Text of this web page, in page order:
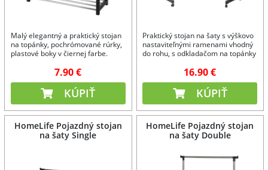
Malý elegantný a praktický stojan
na topánky, pochrómované rúrky,
plastové boky v čiernej farbe.
7.90 €
KÚPIŤ
Praktický stojan na šaty s výškovo
nastaviteľnými ramenami vhodný
do rohu, s odkladačom na topánky
16.90 €
KÚPIŤ
HomeLife Pojazdný stojan
na šaty Single
HomeLife Pojazdný stojan
na šaty Double